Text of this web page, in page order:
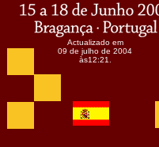
Actualizado em
09 de julho de 2004
às12:21